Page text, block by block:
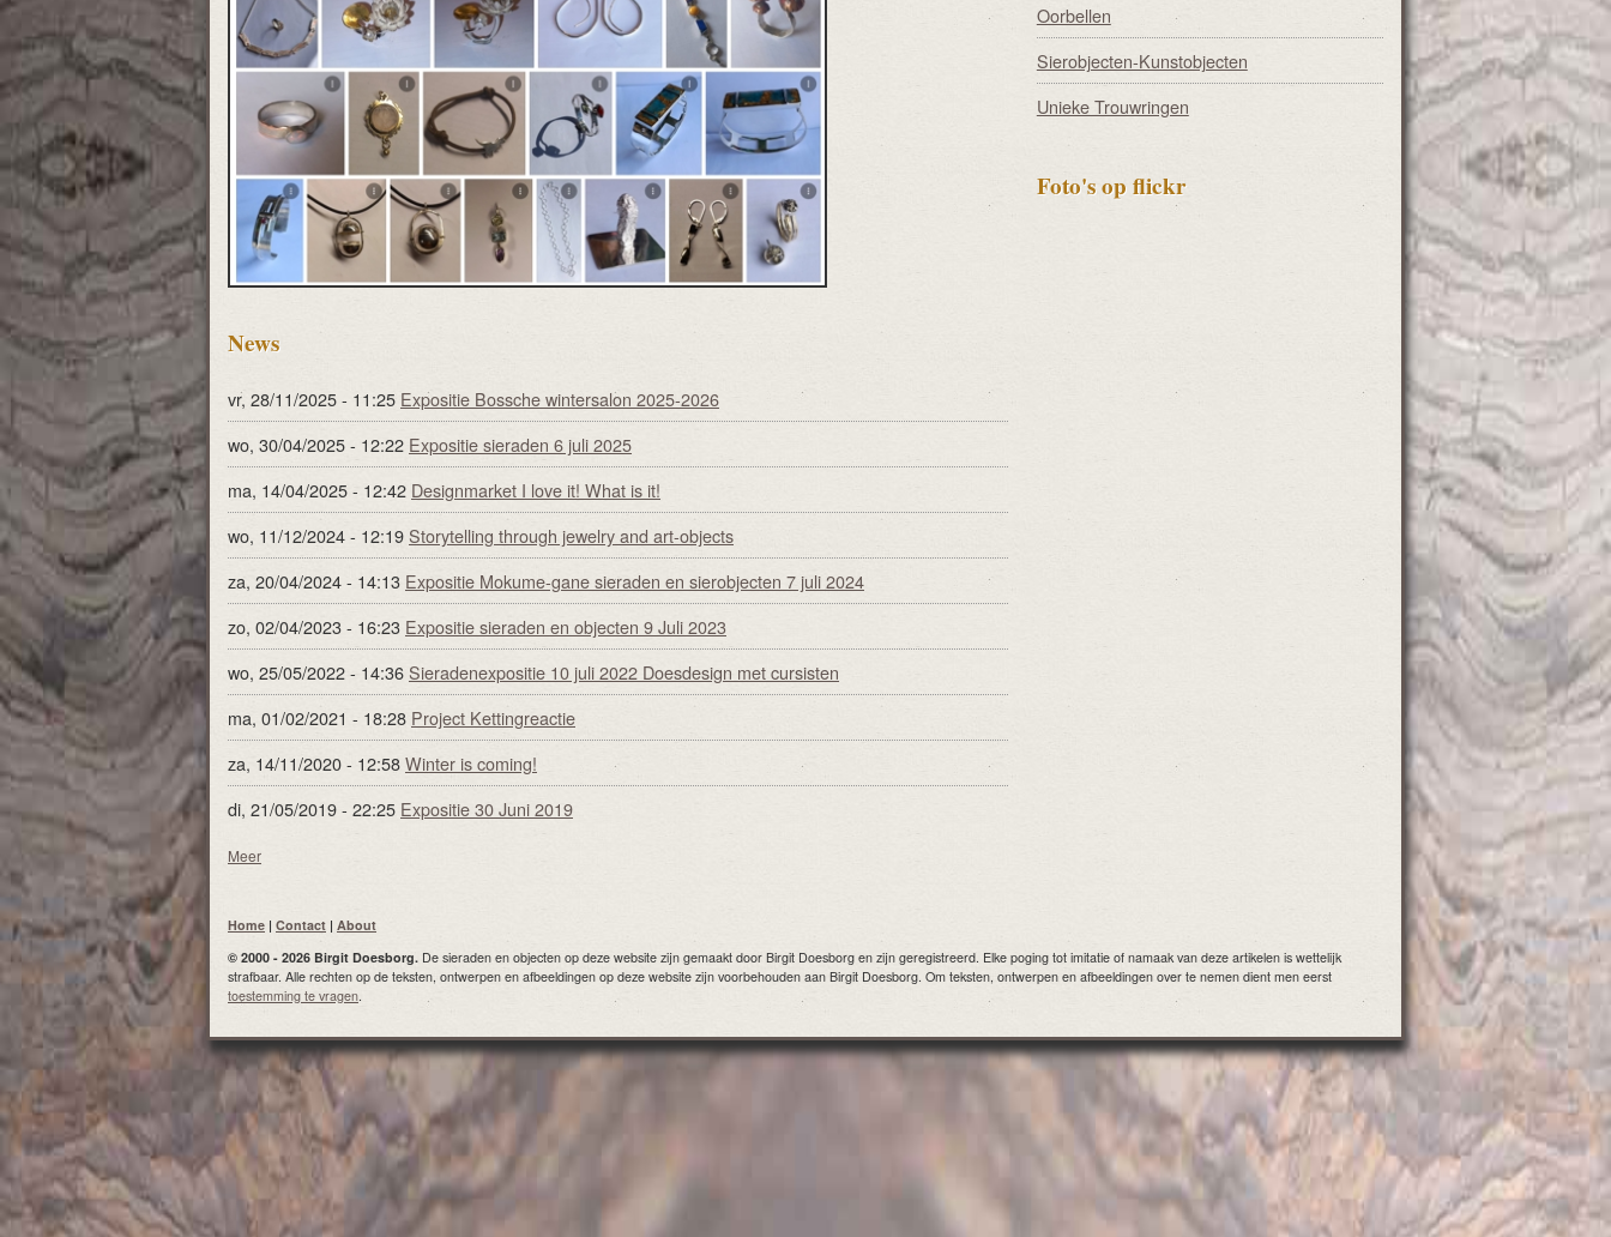
News
vr, 28/11/2025 - 11:25 Expositie Bossche wintersalon 2025-2026
wo, 30/04/2025 - 12:22 Expositie sieraden 6 juli 2025
ma, 14/04/2025 - 12:42 Designmarket I love it! What is it!
wo, 11/12/2024 - 12:19Storytelling through jewelry and art-objects
za, 20/04/2024 - 14:13 Expositie Mokume-gane sieraden en sierobjecten 7 juli 2024
zo, 02/04/2023 - 16:23 Expositie sieraden en objecten 9 Juli 2023
wo, 25/05/2022 - 14:36Sieradenexpositie 10 juli 2022 Doesdesign met cursisten
ma, 01/02/2021 - 18:28 Project Kettingreactie
za, 14/11/2020 - 12:58Winter is coming!
di, 21/05/2019 - 22:25 Expositie 30 Juni 2019
Meer
Oorbellen
Sierobjecten-Kunstobjecten
Unieke Trouwringen
Foto's op flickr
Home | Contact | About
© 2000 - 2026 Birgit Doesborg. De sieraden en objecten op deze website zijn gemaakt door Birgit Doesborg en zijn geregistreerd. Elke poging tot imitatie of namaak van deze artikelen is wettelijk
strafbaar. Alle rechten op de teksten, ontwerpen en afbeeldingen op deze website zijn voorbehouden aan Birgit Doesborg. Om teksten, ontwerpen en afbeeldingen over te nemen dient men eerst
toestemming te vragen